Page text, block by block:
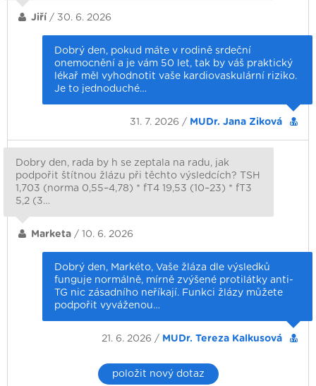
Jiří / 30. 6. 2026
Dobrý den, pokud máte v rodině srdeční
onemocnění a je vám 50 let, tak by váš praktický
lékař měl vyhodnotit vaše kardiovaskulární riziko.
Je to jednoduché…
31. 7. 2026 / MUDr. Jana Ziková
Dobry den, rada by h se zeptala na radu, jak
podpořit štítnou žlázu při těchto výsledcích? TSH
1,703 (norma 0,55–4,78) * fT4 19,53 (10–23) * fT3
5,2 (3…
Marketa / 10. 6. 2026
Dobrý den, Markéto, Vaše žláza dle výsledků
funguje normálně, mírně zvýšené protilátky anti-
TG nic zásadního neříkají. Funkci žlázy můžete
podpořit vyváženou…
21. 6. 2026 / MUDr. Tereza Kalkusová
položit nový dotaz